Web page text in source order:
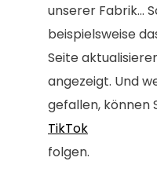
unserer Fabrik...
beispielsweise
Seite
angezeigt. Und
gefallen, können
TikTok
folgen.